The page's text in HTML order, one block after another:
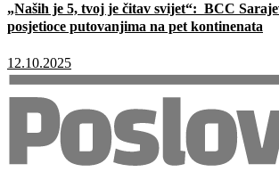
„Naših je 5, tvoj je čitav svijet“: BCC
posjetioce putovanjima na pet kontinenata
12.10.2025